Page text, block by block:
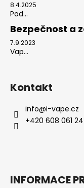
8.4.2025
Pod...
Bezpečnost a
7.9.2023
Vap...
Kontakt
info@i-vape.cz
+420 608 061
INFORMACE